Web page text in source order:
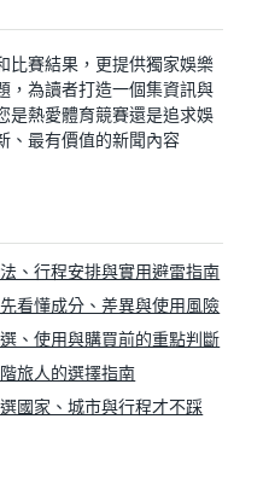
比賽結果，更提供獨家娛樂
，為讀者打造一個集資訊與
是熱愛體育競賽還是追求娛
、最有價值的新聞內容
、行程安排與實用避雷指南
看懂成分、差異與使用風險
、使用與購買前的重點判斷
旅人的選擇指南
國家、城市與行程才不踩